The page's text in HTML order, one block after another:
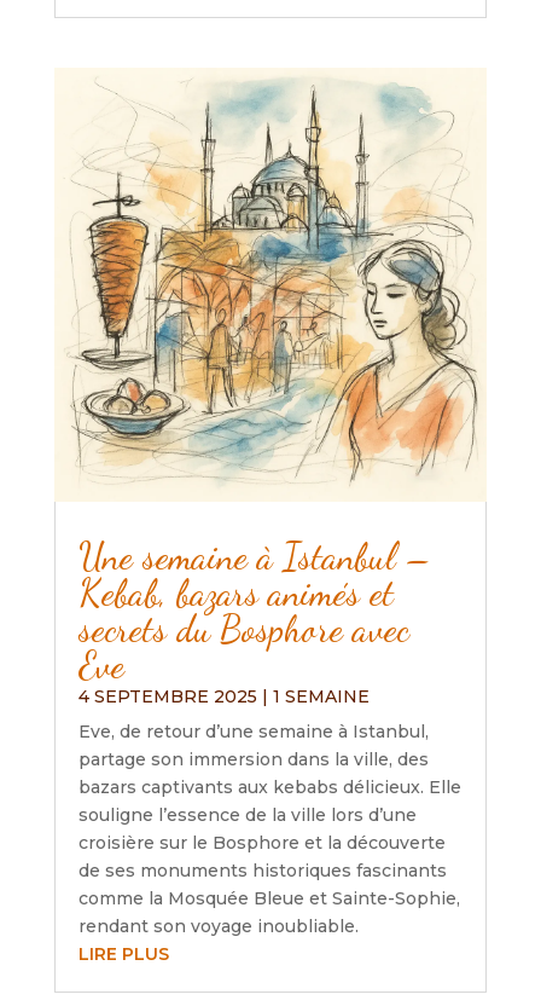
Une semaine à Istanbul –
Kebab, bazars animés et
secrets du Bosphore avec
Eve
4 SEPTEMBRE 2025 | 1 SEMAINE
Eve, de retour d’une semaine à Istanbul,
partage son immersion dans la ville, des
bazars captivants aux kebabs délicieux. Elle
souligne l’essence de la ville lors d’une
croisière sur le Bosphore et la découverte
de ses monuments historiques fascinants
comme la Mosquée Bleue et Sainte-Sophie,
rendant son voyage inoubliable.
LIRE PLUS